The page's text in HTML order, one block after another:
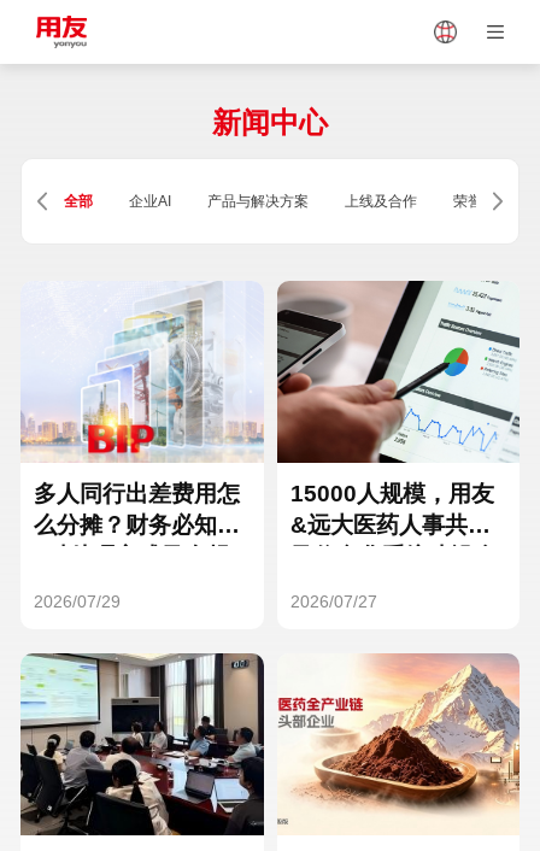
Vietnam
Singapore Malaysia
Thailand
Turkey
Hungary Mexico
Hong Kong Macau
新闻中心
全部 企业AI 产品与解决方案 上线及合作 荣誉及资质
多人同行出差费用怎
么分摊？财务必知的
2026/07/29
15000人规模，用友
&远大医药人事共享
2026/07/27